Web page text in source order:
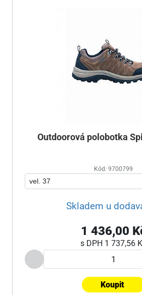
Outdoorová polobotka
Kód: 9700799
Skladem u
1 436,00
s DPH 1 737,56
Koupit